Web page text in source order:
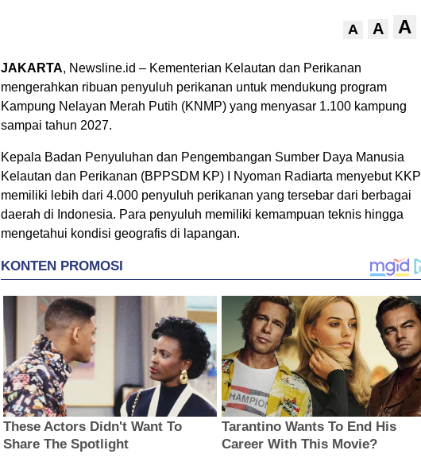
A A A
JAKARTA, Newsline.id – Kementerian Kelautan dan Perikanan
mengerahkan ribuan penyuluh perikanan untuk mendukung program
Kampung Nelayan Merah Putih (KNMP) yang menyasar 1.100 kampung
sampai tahun 2027.
Kepala Badan Penyuluhan dan Pengembangan Sumber Daya Manusia
Kelautan dan Perikanan (BPPSDM KP) I Nyoman Radiarta menyebut KKP
memiliki lebih dari 4.000 penyuluh perikanan yang tersebar dari berbagai
daerah di Indonesia. Para penyuluh memiliki kemampuan teknis hingga
mengetahui kondisi geografis di lapangan.